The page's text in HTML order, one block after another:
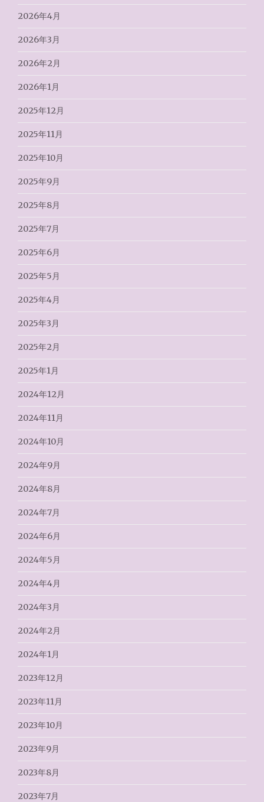
2026年4月
2026年3月
2026年2月
2026年1月
2025年12月
2025年11月
2025年10月
2025年9月
2025年8月
2025年7月
2025年6月
2025年5月
2025年4月
2025年3月
2025年2月
2025年1月
2024年12月
2024年11月
2024年10月
2024年9月
2024年8月
2024年7月
2024年6月
2024年5月
2024年4月
2024年3月
2024年2月
2024年1月
2023年12月
2023年11月
2023年10月
2023年9月
2023年8月
2023年7月